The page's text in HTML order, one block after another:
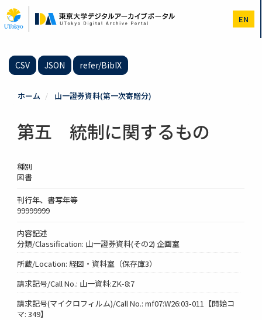
イ
ン
EN
CSV JSON refer/BibIX
ホーム 山一證券資料(第一次寄贈分)
第五 統制に関するもの
種別
図書
刊行年、書写年等
99999999
内容記述
分類/Classification: 山一證券資料(その2) 企画室
所蔵/Location: 経図・資料室（保存庫3）
請求記号/Call No.: 山一資料:ZK-8:7
請求記号(マイクロフィルム)/Call No.: mf07:W26:03-011【開始コ
マ: 349】